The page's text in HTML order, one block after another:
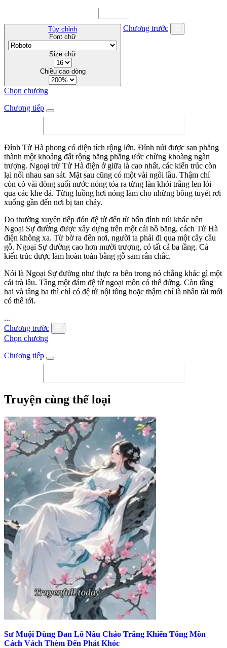
Tùy chỉnh
Font chữ
Size chữ
Chiều cao dòng
Chương trước
Chọn chương
Chương tiếp
Đỉnh Tử Hà phong có diện tích rộng lớn. Đỉnh núi được san phẳng
thành một khoảng đất rộng bằng phẳng ước chừng khoàng ngàn
trượng. Ngoại trừ Tử Hà điện ở giữa là cao nhất, các kiến trúc còn
lại nối nhau san sát. Mặt sau cũng có một vài ngôi lầu. Thậm chí
còn có vài dòng suối nước nóng tỏa ra từng làn khói trắng len lỏi
qua các khe đá. Từng luồng hơi nóng làm cho những bông tuyết rơi
xuống gần đến nơi bị tan chảy.
Do thường xuyên tiếp đón đệ tử đến từ bốn đỉnh núi khác nên
Ngoại Sự đường được xây dựng trên một cái hồ băng, cách Tử Hà
điện không xa. Từ bờ ra đến nơi, người ta phải đi qua một cây cầu
gỗ. Ngoại Sự đường cao hơn mười trượng, có tất cả ba tầng. Cả
kiến trúc được làm hoàn toàn bằng gỗ sam rắn chắc.
Nói là Ngoại Sự đường như thực ra bên trong nó chẳng khác gì một
cái trà lâu. Tầng một đám đệ tử ngoại môn có thể đứng. Còn tầng
hai và tầng ba thì chỉ có đệ tử nội tông hoặc thậm chí là nhân tài mới
có thể tới.
...
Chương trước
Chọn chương
Chương tiếp
Truyện cùng thể loại
Sư Muội Dùng Đan Lô Nấu Cháo Trắng Khiến Tông Môn
Cách Vách Thèm Đến Phát Khóc